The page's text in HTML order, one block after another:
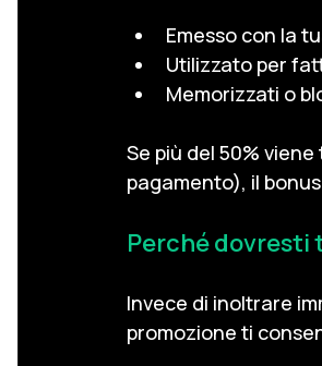
Emesso con la
Utilizzato per
Memorizzati o
Se più del 50%
pagamento), il
Perché dovresti
Invece di inoltrare
promozione ti